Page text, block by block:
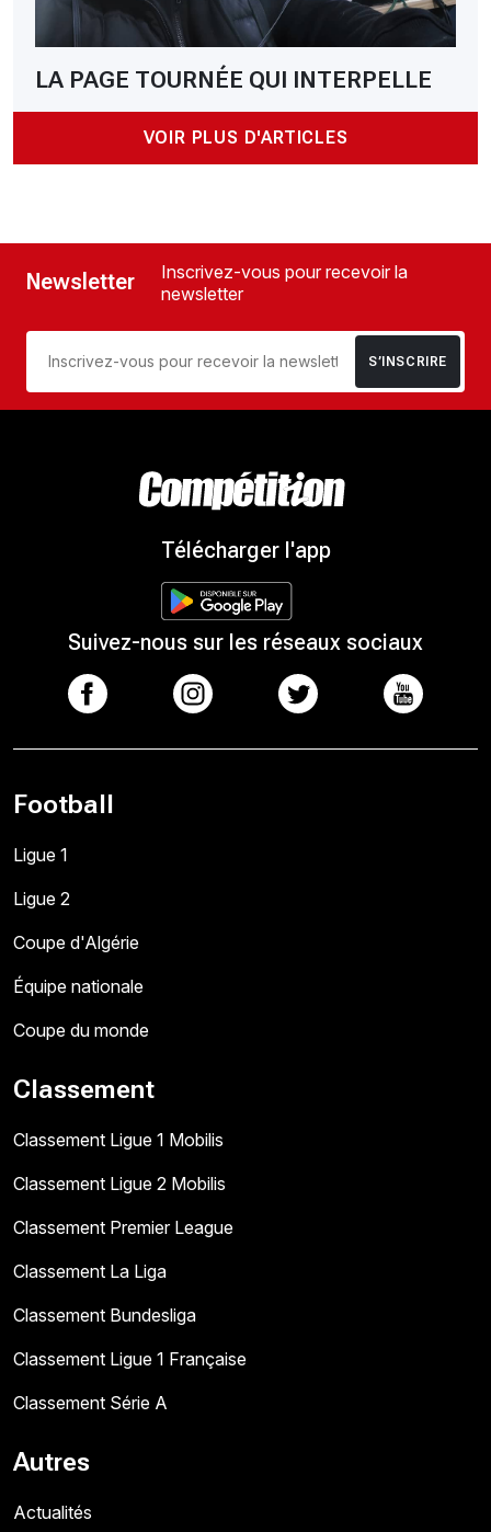
LA PAGE TOURNÉE QUI INTERPELLE
VOIR PLUS D'ARTICLES
Newsletter
Inscrivez-vous pour recevoir la
newsletter
S’INSCRIRE
Télécharger l'app
Suivez-nous sur les réseaux sociaux
Football
Ligue 1
Ligue 2
Coupe d'Algérie
Équipe nationale
Coupe du monde
Classement
Classement Ligue 1 Mobilis
Classement Ligue 2 Mobilis
Classement Premier League
Classement La Liga
Classement Bundesliga
Classement Ligue 1 Française
Classement Série A
Autres
Actualités